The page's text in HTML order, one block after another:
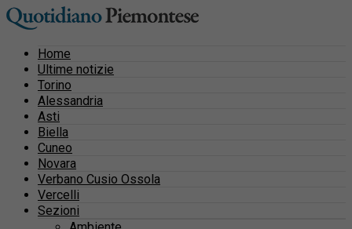
Home
Ultime notizie
Torino
Alessandria
Asti
Biella
Cuneo
Novara
Verbano Cusio Ossola
Vercelli
Sezioni